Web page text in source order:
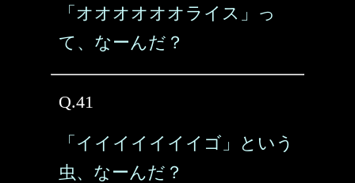
「オオオオオオライス」っ
て、なーんだ？
Q.41
「イイイイイイイゴ」という
虫、なーんだ？